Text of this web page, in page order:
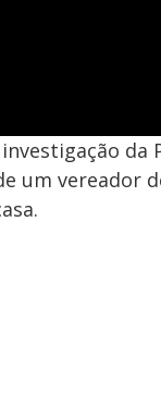
da
um vereador